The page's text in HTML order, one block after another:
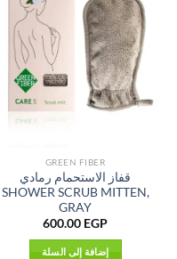
GREEN FIBER
قفاز الاستحمام رمادي
SHOWER SCRUB MITTEN,
GRAY
600.00 EGP
إضافة إلى السلة